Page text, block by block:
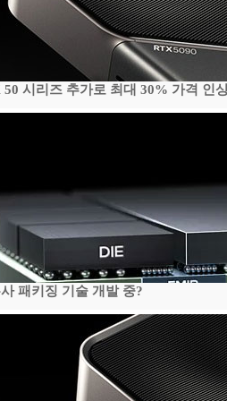
시리즈 추가로 최대 30% 가격 인
패키징 기술 개발 중?